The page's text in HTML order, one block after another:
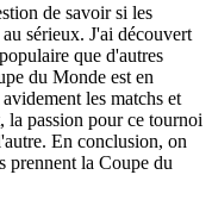
de savoir si les
sérieux. J'ai découvert
que d'autres
du Monde est en
les matchs et
la passion pour ce tournoi
En conclusion, on
prennent la Coupe du